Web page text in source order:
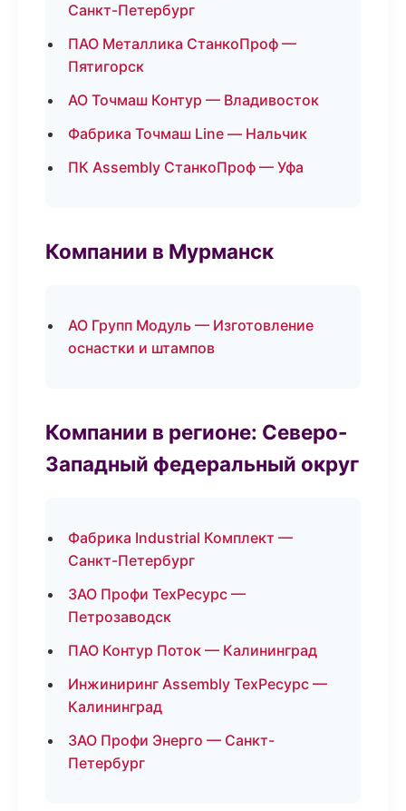
Санкт-Петербург
ПАО Металлика СтанкоПроф —
Пятигорск
АО Точмаш Контур — Владивосток
Фабрика Точмаш Line — Нальчик
ПК Assembly СтанкоПроф — Уфа
Компании в Мурманск
АО Групп Модуль — Изготовление
оснастки и штампов
Компании в регионе: Северо-
Западный федеральный округ
Фабрика Industrial Комплект —
Санкт-Петербург
ЗАО Профи ТехРесурс —
Петрозаводск
ПАО Контур Поток — Калининград
Инжиниринг Assembly ТехРесурс —
Калининград
ЗАО Профи Энерго — Санкт-
Петербург